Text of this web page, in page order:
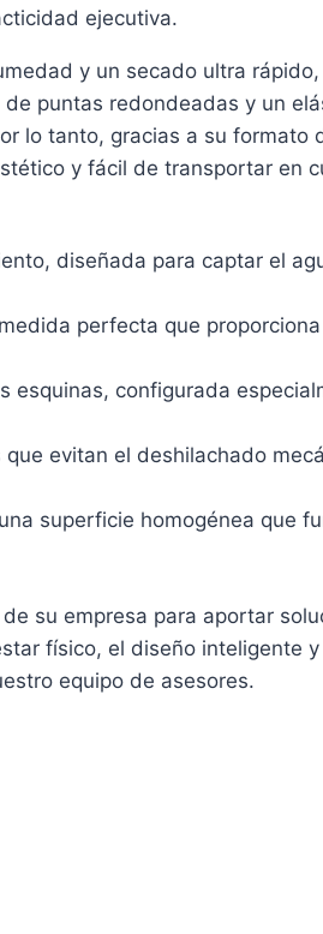
ejecutiva.
y un secado ultra
puntas redondeadas y un
lo tanto, gracias a su formato
y fácil de transportar en
diseñada para captar el
perfecta que
configurada
evitan el deshilachado
superficie homogénea que
su empresa para aportar
físico, el diseño inteligente
equipo de asesores.